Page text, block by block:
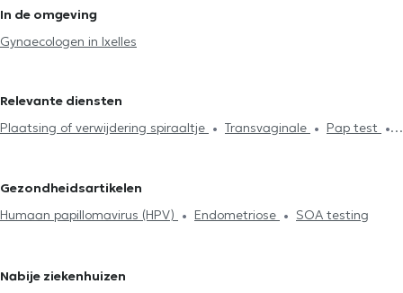
In de omgeving
Gynaecologen in Ixelles
Relevante diensten
Plaatsing of verwijdering spiraaltje
Transvaginale
Pap test
Consultatie
Vruchtbaarheidsonderzoek
Zwangerschapopvolging
Onvruchtbaarheid
Endometriose
Gezondheidsartikelen
Humaan papillomavirus (HPV)
Endometriose SOA testing
Nabije ziekenhuizen